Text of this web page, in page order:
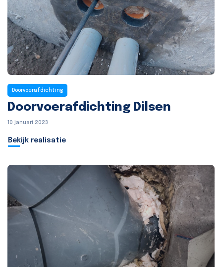
Doorvoerafdichting
Doorvoerafdichting Dilsen
10 januari 2023
Bekijk realisatie